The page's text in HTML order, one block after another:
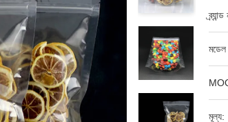
মডেল
মূল্য: